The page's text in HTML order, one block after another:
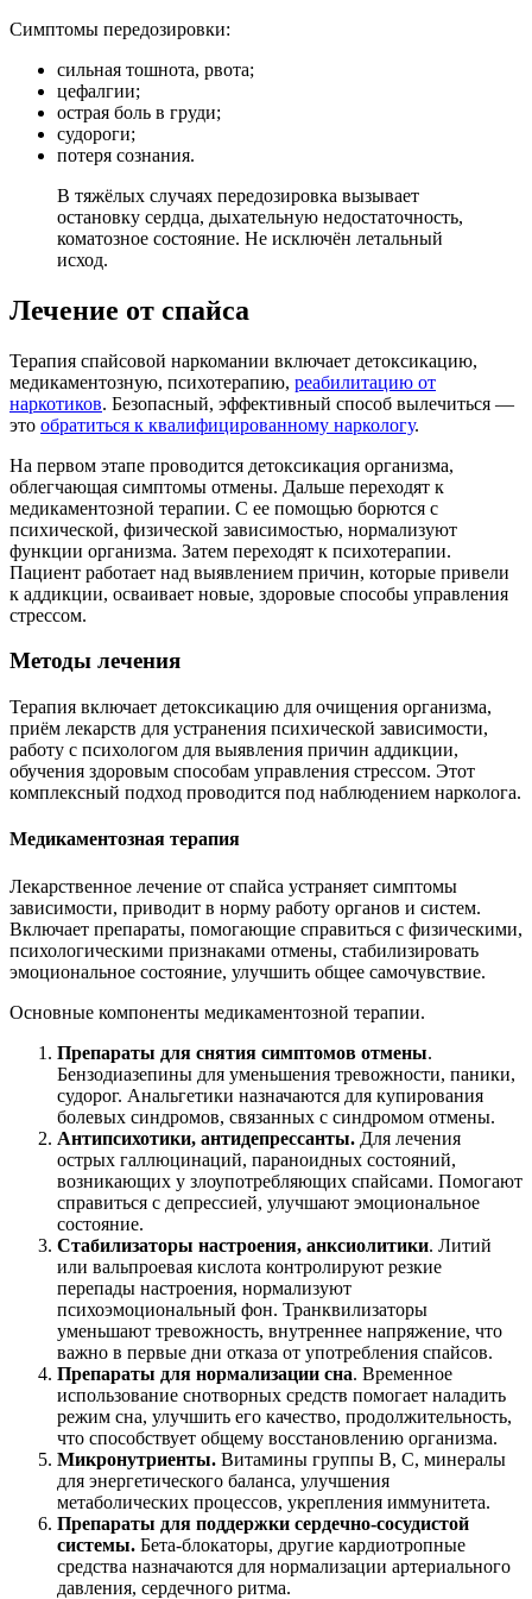
Симптомы передозировки:
сильная тошнота, рвота;
цефалгии;
острая боль в груди;
судороги;
потеря сознания.
В тяжёлых случаях передозировка вызывает
остановку сердца, дыхательную недостаточность,
коматозное состояние. Не исключён летальный
исход.
Лечение от спайса
Терапия спайсовой наркомании включает детоксикацию,
медикаментозную, психотерапию, реабилитацию от
наркотиков. Безопасный, эффективный способ вылечиться —
это обратиться к квалифицированному наркологу.
На первом этапе проводится детоксикация организма,
облегчающая симптомы отмены. Дальше переходят к
медикаментозной терапии. С ее помощью борются с
психической, физической зависимостью, нормализуют
функции организма. Затем переходят к психотерапии.
Пациент работает над выявлением причин, которые привели
к аддикции, осваивает новые, здоровые способы управления
стрессом.
Методы лечения
Терапия включает детоксикацию для очищения организма,
приём лекарств для устранения психической зависимости,
работу с психологом для выявления причин аддикции,
обучения здоровым способам управления стрессом. Этот
комплексный подход проводится под наблюдением нарколога.
Медикаментозная терапия
Лекарственное лечение от спайса устраняет симптомы
зависимости, приводит в норму работу органов и систем.
Включает препараты, помогающие справиться с физическими,
психологическими признаками отмены, стабилизировать
эмоциональное состояние, улучшить общее самочувствие.
Основные компоненты медикаментозной терапии.
Препараты для снятия симптомов отмены.
Бензодиазепины для уменьшения тревожности, паники,
судорог. Анальгетики назначаются для купирования
болевых синдромов, связанных с синдромом отмены.
Антипсихотики, антидепрессанты. Для лечения
острых галлюцинаций, параноидных состояний,
возникающих у злоупотребляющих спайсами. Помогают
справиться с депрессией, улучшают эмоциональное
состояние.
Стабилизаторы настроения, анксиолитики. Литий
или вальпроевая кислота контролируют резкие
перепады настроения, нормализуют
психоэмоциональный фон. Транквилизаторы
уменьшают тревожность, внутреннее напряжение, что
важно в первые дни отказа от употребления спайсов.
Препараты для нормализации сна. Временное
использование снотворных средств помогает наладить
режим сна, улучшить его качество, продолжительность,
что способствует общему восстановлению организма.
Микронутриенты. Витамины группы B, C, минералы
для энергетического баланса, улучшения
метаболических процессов, укрепления иммунитета.
Препараты для поддержки сердечно-сосудистой
системы. Бета-блокаторы, другие кардиотропные
средства назначаются для нормализации артериального
давления, сердечного ритма.